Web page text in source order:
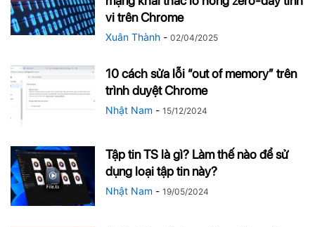
vi trên Chrome
Xuân Thành - 02/04/2025
10 cách sửa lỗi “out of memory” trên
trình duyệt Chrome
Nhật Nam - 15/12/2024
Tập tin TS là gì? Làm thế nào để sử
dụng loại tập tin này?
Nhật Nam - 19/05/2024